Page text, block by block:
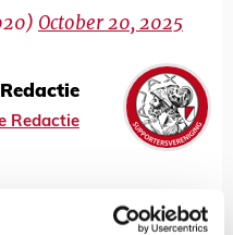
October 20, 2025
Redactie
Redactie